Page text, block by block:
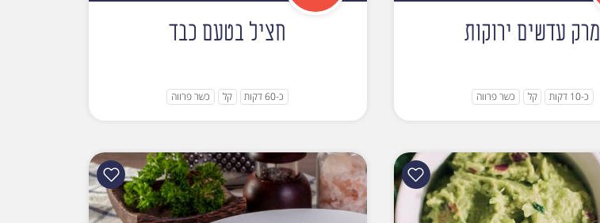
מרק עדשים ירוקות
כ-10 דקות קל כשר פרווה
חציל בטעם כבד
כ-60 דקות קל כשר פרווה